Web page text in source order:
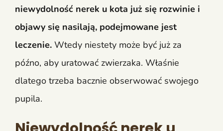
niewydolność nerek u kota już się rozwinie i
objawy się nasilają, podejmowane jest
leczenie. Wtedy niestety może być już za
późno, aby uratować zwierzaka. Właśnie
dlatego trzeba bacznie obserwować swojego
pupila.